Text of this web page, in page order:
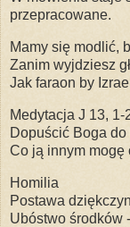
przepracowane.
Mamy się modlić,
Zanim wyjdziesz
Jak faraon by
Medytacja J 13,
Dopuścić Boga
Co ją innym mogę
Homilia
Postawa
Ubóstwo środków